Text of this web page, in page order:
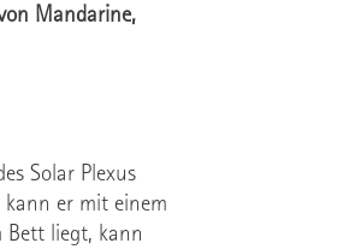
Mandarine,
Solar Plexus
kann er mit einem
Bett liegt, kann